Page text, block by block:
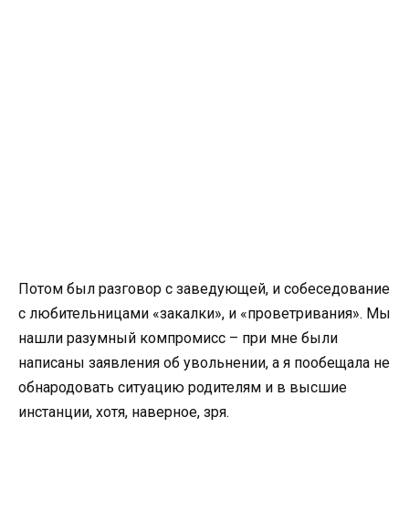
Потом был разговор с заведующей, и собеседование
с любительницами «закалки», и «проветривания». Мы
нашли разумный компромисс – при мне были
написаны заявления об увольнении, а я пообещала не
обнародовать ситуацию родителям и в высшие
инстанции, хотя, наверное, зря.